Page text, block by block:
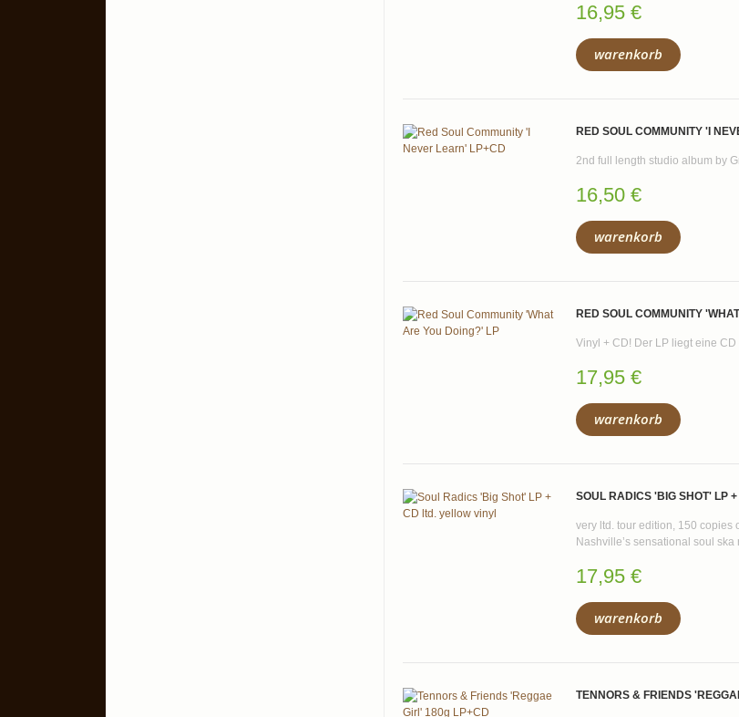
16,95 €
warenkorb
RED SOUL COMMUNITY 'I
2nd full length studio album by
16,50 €
warenkorb
RED SOUL COMMUNITY
Vinyl + CD! Der LP liegt eine CD
17,95 €
warenkorb
SOUL RADICS 'BIG SHOT' LP
very ltd. tour edition, 150 copies
Nashville’s sensational soul ska
17,95 €
warenkorb
TENNORS & FRIENDS